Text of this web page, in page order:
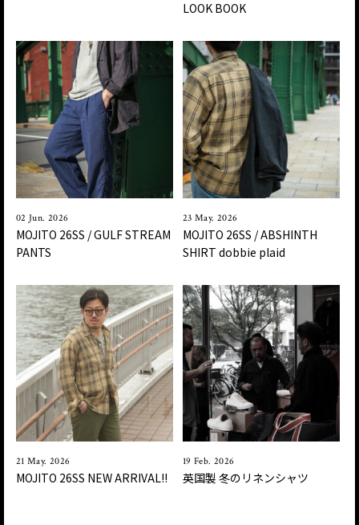
LOOK BOOK
02 Jun. 2026
MOJITO 26SS / GULF STREAM
PANTS
23 May. 2026
MOJITO 26SS / ABSHINTH
SHIRT dobbie plaid
21 May. 2026
MOJITO 26SS NEW ARRIVAL!!
19 Feb. 2026
英国製 冬のリネンシャツ